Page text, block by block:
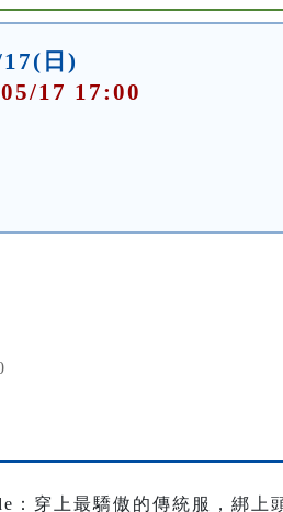
日)
17 17:00
穿上最驕傲的傳統服，綁上